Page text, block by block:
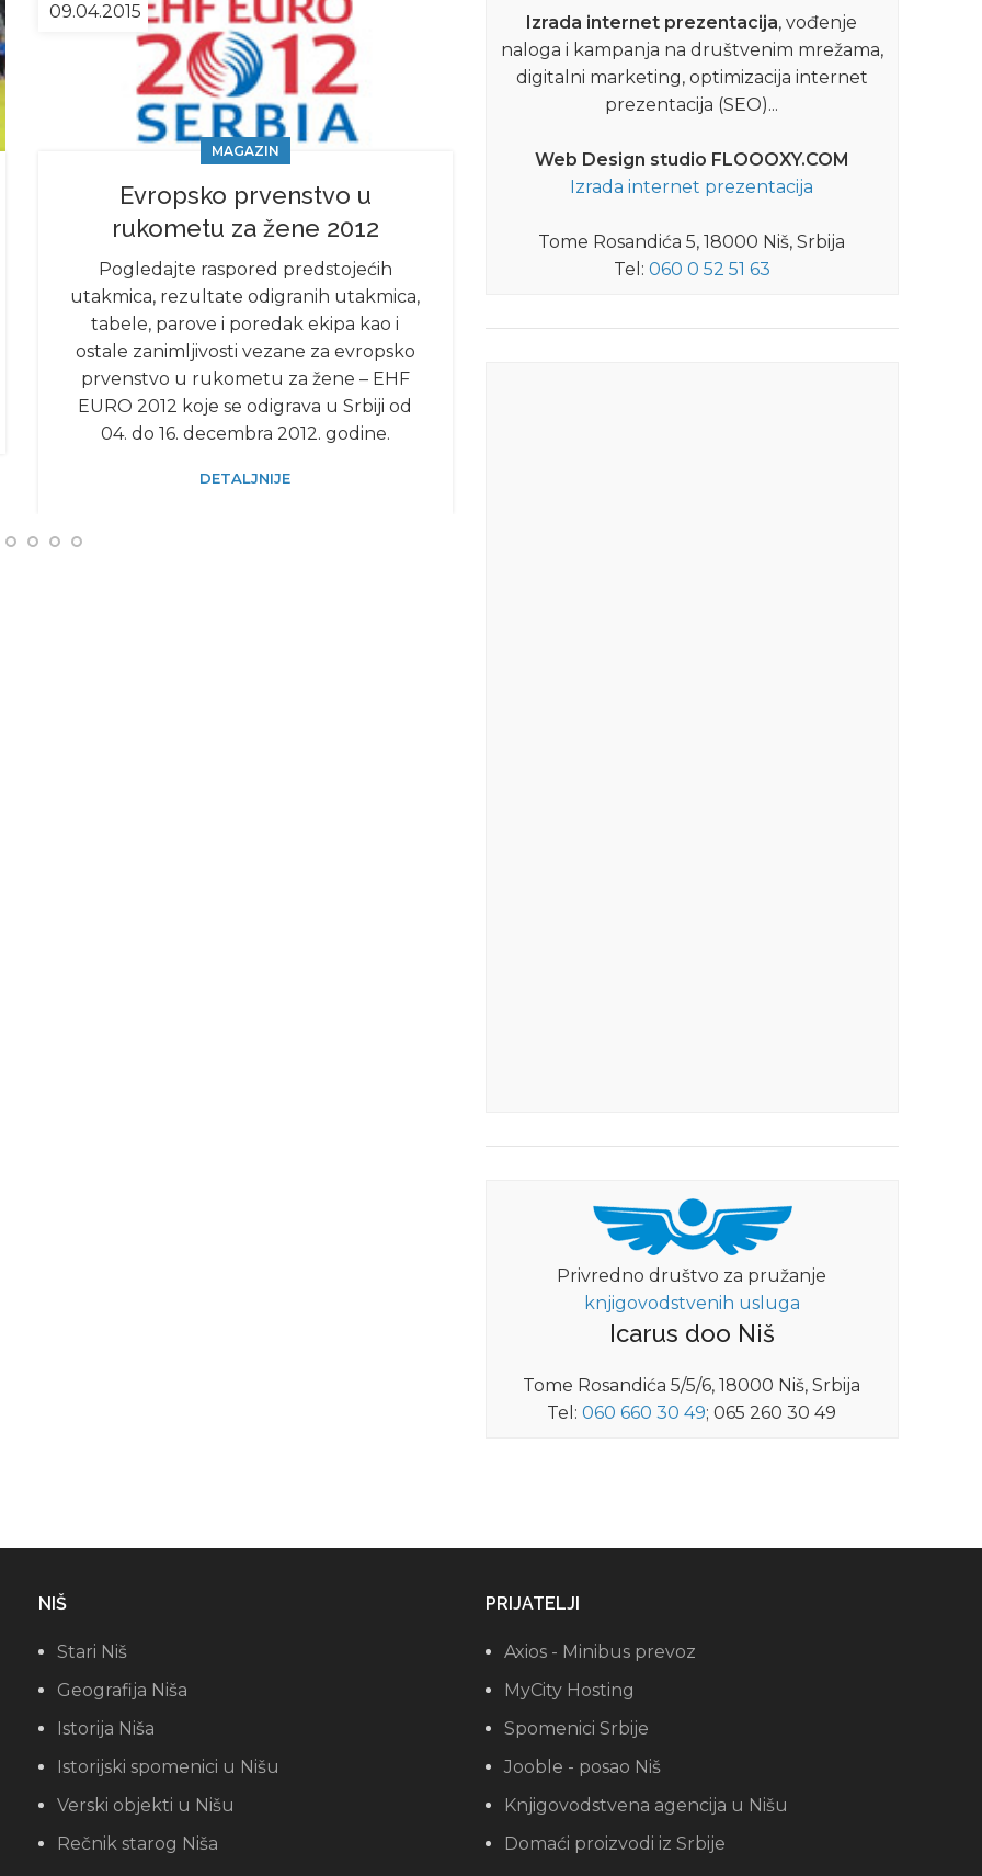
09.04.2015
MAGAZIN
Evropsko prvenstvo u
rukometu za žene 2012
Pogledajte raspored predstojećih
utakmica, rezultate odigranih utakmica,
tabele, parove i poredak ekipa kao i
ostale zanimljivosti vezane za evropsko
prvenstvo u rukometu za žene – EHF
EURO 2012 koje se odigrava u Srbiji od
04. do 16. decembra 2012. godine.
DETALJNIJE
09.04.2015
EURO 2012 - REZULTATI UTAKMICA
Polufinale Euro 2012: Portugal
– Španija
Pogodite rezultat utakmice Portugal –
izboru u Crem Caffe-u.
Izrada internet prezentacija, vođenje
naloga i kampanja na društvenim mrežama,
digitalni marketing, optimizacija internet
prezentacija (SEO)...
Web Design studio FLOOOXY.COM
Izrada internet prezentacija
Tome Rosandića 5, 18000 Niš, Srbija
Tel: 060 0 52 51 63
Privredno društvo za pružanje
knjigovodstvenih usluga
Icarus doo Niš
Tome Rosandića 5/5/6, 18000 Niš, Srbija
Tel:060 660 30 49; 065 260 30 49
NIŠ
Stari Niš
Geografija Niša
Istorija Niša
Istorijski spomenici u Nišu
Verski objekti u Nišu
Rečnik starog Niša
PRIJATELJI
Axios - Minibus prevoz
MyCity Hosting
Spomenici Srbije
Jooble - posao Niš
Knjigovodstvena agencija u Nišu
Domaći proizvodi iz Srbije